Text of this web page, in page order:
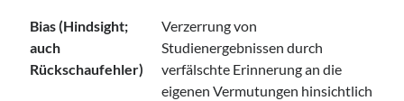
Bias (Hindsight;
auch
Rückschaufehler)
Verzerrung von
Studienergebnissen durch
verfälschte Erinnerung an die
eigenen Vermutungen hinsichtlich